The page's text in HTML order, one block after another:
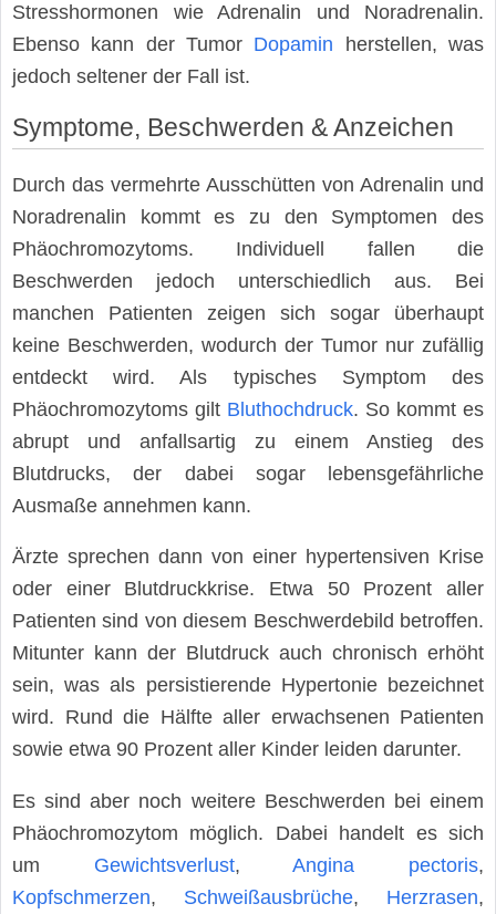
Stresshormonen wie Adrenalin und Noradrenalin.
Ebenso kann der Tumor Dopamin herstellen, was
jedoch seltener der Fall ist.
Symptome, Beschwerden & Anzeichen
Durch das vermehrte Ausschütten von Adrenalin und
Noradrenalin kommt es zu den Symptomen des
Phäochromozytoms. Individuell fallen die
Beschwerden jedoch unterschiedlich aus. Bei
manchen Patienten zeigen sich sogar überhaupt
keine Beschwerden, wodurch der Tumor nur zufällig
entdeckt wird. Als typisches Symptom des
Phäochromozytoms gilt Bluthochdruck. So kommt es
abrupt und anfallsartig zu einem Anstieg des
Blutdrucks, der dabei sogar lebensgefährliche
Ausmaße annehmen kann.
Ärzte sprechen dann von einer hypertensiven Krise
oder einer Blutdruckkrise. Etwa 50 Prozent aller
Patienten sind von diesem Beschwerdebild betroffen.
Mitunter kann der Blutdruck auch chronisch erhöht
sein, was als persistierende Hypertonie bezeichnet
wird. Rund die Hälfte aller erwachsenen Patienten
sowie etwa 90 Prozent aller Kinder leiden darunter.
Es sind aber noch weitere Beschwerden bei einem
Phäochromozytom möglich. Dabei handelt es sich
um Gewichtsverlust,Angina pectoris,
Kopfschmerzen, Schweißausbrüche, Herzrasen,